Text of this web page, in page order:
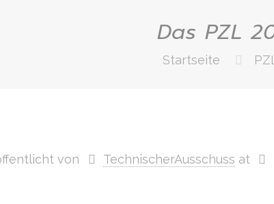
Das PZL
Startseite PZL
von TechnischerAusschuss at